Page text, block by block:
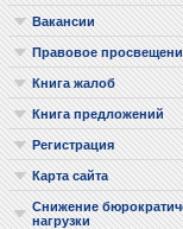
Вакансии
Правовое
Книга жалоб
Книга предложений
Регистрация
Карта сайта
Снижение
нагрузки